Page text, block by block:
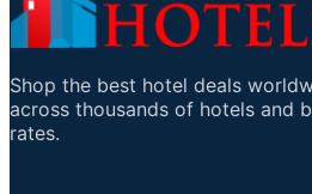
Shop the best hotel deals
across thousands of hotels and
rates.